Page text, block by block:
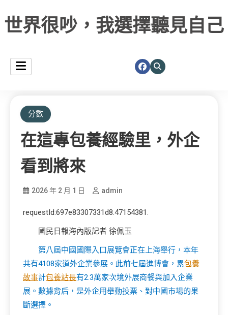
世界很吵，我選擇聽見自己
分數
在這專包養經驗里，外企
看到將來
2026 年 2 月 1 日 admin
requestId:697e83307331d8.47154381.
國民日報海內版記者 徐佩玉
第八屆中國國際入口展覽會正在上海舉行，本年
共有4108家道外企業參展。此前七屆進博會，累包養
故事計包養站長有2.3萬家次境外展商餐與加入企業
展。數據背后，是外企用舉動投票、對中國市場的果
斷選擇。